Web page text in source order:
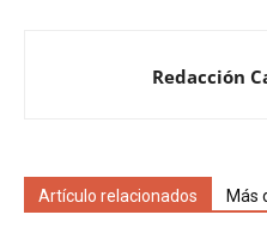
Redacción
Artículo relacionados Más